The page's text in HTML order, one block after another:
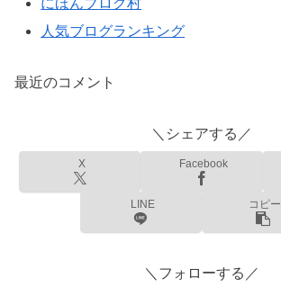
にほんブログ村
人気ブログランキング
最近のコメント
＼シェアする／
X Facebook
LINE コピー
＼フォローする／